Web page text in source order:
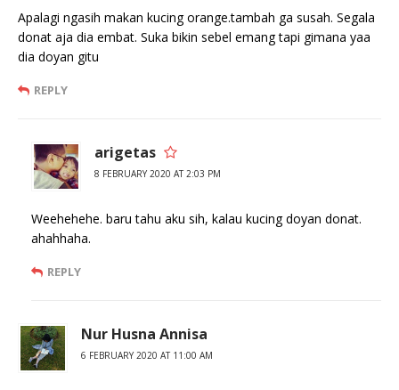
Apalagi ngasih makan kucing orange.tambah ga susah. Segala
donat aja dia embat. Suka bikin sebel emang tapi gimana yaa
dia doyan gitu
REPLY
arigetas
8 FEBRUARY 2020 AT 2:03 PM
Weehehehe. baru tahu aku sih, kalau kucing doyan donat.
ahahhaha.
REPLY
Nur Husna Annisa
6 FEBRUARY 2020 AT 11:00 AM